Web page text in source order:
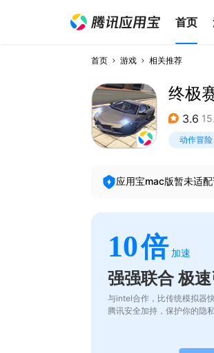
首页
首页 游戏 相关推荐
终极
3.6
动作冒险
应用宝mac版暂未适
10倍 加速
强强联合 极
与intel合作，比传统模拟器
腾讯安全加持，保护你的隐